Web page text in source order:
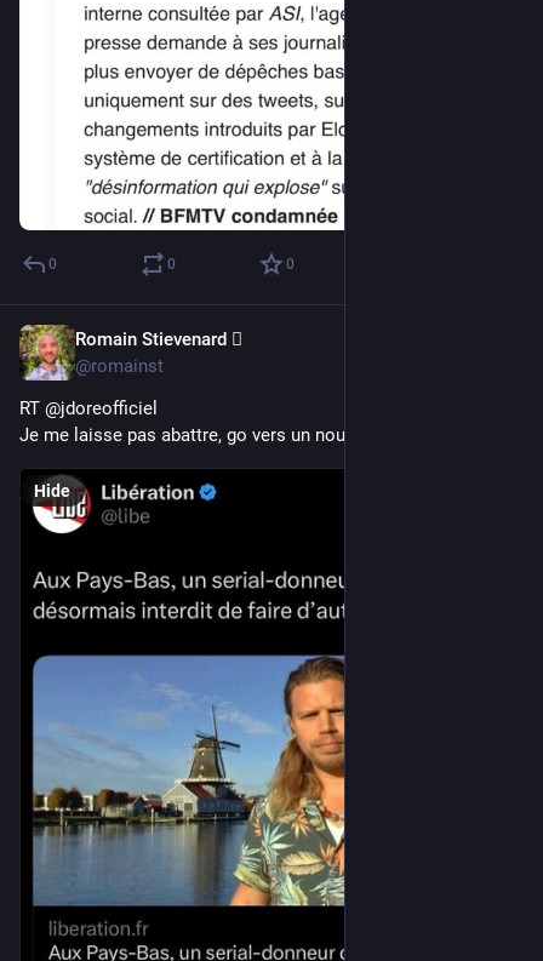
0 0 0
Romain Stievenard 🫆
@romainst
RT @jdoreofficiel
Je me laisse pas abattre, go vers un nouveau projet ✅
Hide